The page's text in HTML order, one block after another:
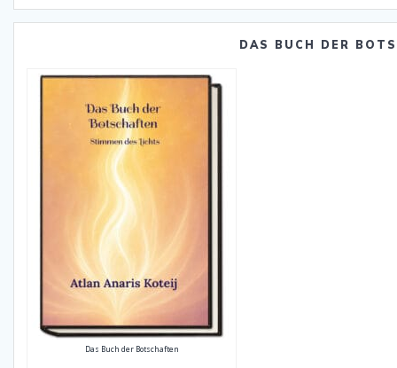
DAS BUCH DER
Das Buch der Botschaften